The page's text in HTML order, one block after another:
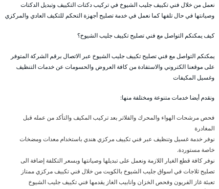
نعمل من خلال فني تكييف جليب الشيوخ في تركيب دكتات التكييف وتبديل الدكتات
وصيانتها في حال تلفها كما نعمل في خدمة تصليح أجهزة التحكم للتكيف العادي والمركزي
كيف يمكنكم التواصل مع فني تصليح تكييف جليب الشيوخ؟
يمكنكم التواصل مع فني تصليح تكييف جليب الشيوخ عبر الاتصال برقم الشركة المتوفر
على موقعنا الكتروني والاستفادة من كافة العروض والحسومات عن خدمات التنظيف
وغسيل المكيفات
ونقدم أيضا خدمات متنوعة ومختلفة منها:
فحص مرشحات الهواء والمحرك والفلاتر بعد تركيب المكيف والتأكد من عمله قبل
المغادرة
نوفر خدمة غسيل وتنظيف عبر فني تكييف مركزي هندي باستخدام معدات ومضخات
خاصة مستوردة.
نوفر كافة قطع الغيار اللازمة ونعمل على تبديلها وصيانتها وبسعر التكلفة إضافة الى
تصليح ثلاجات في اسواق جليب الشيوخ بالكويت من خلال فني تكييف مركزي ممتاز
تعبئة غاز الفريون وفحص الخزان وانابيب الغاز يقدمها فني تكييف جليب الشيوخ